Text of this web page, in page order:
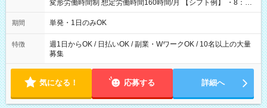
変形労働時間制 想定労働時間160時間/月 【シフト例】 ・8：00
～21：00
期間 単発・1日のみOK
特徴
週1日からOK / 日払いOK / 副業・WワークOK / 10名以上の大量
募集
気になる！ 応募する 詳細へ